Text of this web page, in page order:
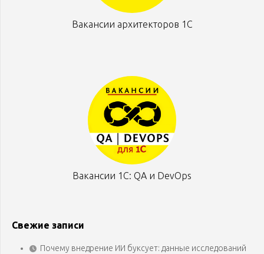
Вакансии архитекторов 1С
Вакансии 1С: QA и DevOps
Свежие записи
Почему внедрение ИИ буксует: данные исследований